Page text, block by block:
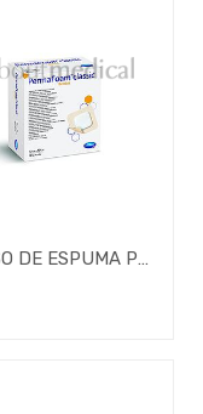
PENSO DE ESPUMA PERMAFOAM CLASSIC BORDER